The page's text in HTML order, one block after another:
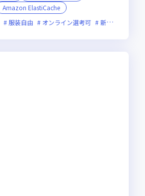
Amazon ElastiCache
服装自由 オンライン選考可 新技術に積極的